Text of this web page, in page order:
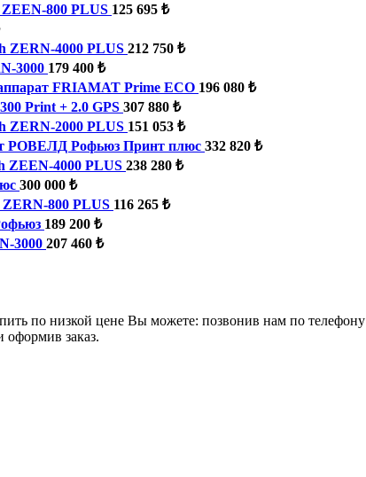
800 PLUS 125 695 ₺
ZERN-4000 PLUS 212 750 ₺
3000 179 400 ₺
FRIAMAT Prime ECO 196 080 ₺
Print + 2.0 GPS 307 880 ₺
ZERN-2000 PLUS 151 053 ₺
РОВЕЛД Рофьюз Принт плюс 332 820 ₺
ZEEN-4000 PLUS 238 280 ₺
300 000 ₺
800 PLUS 116 265 ₺
189 200 ₺
3000 207 460 ₺
по низкой цене Вы можете: позвонив нам по телефону
заказ.